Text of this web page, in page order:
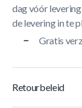
dag vóór
de levering in te
Gratis
Retourbeleid